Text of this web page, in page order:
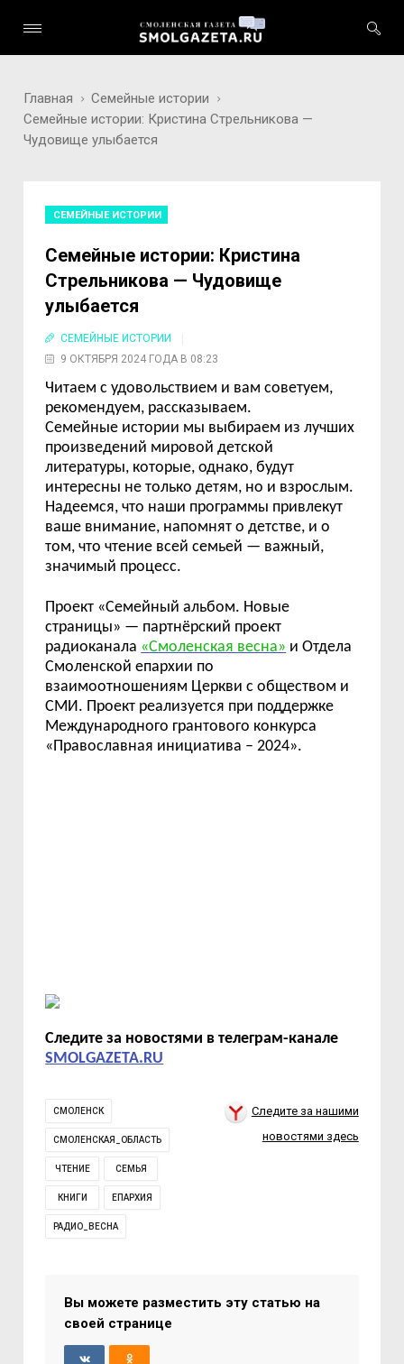
Главная
Семейные истории
Семейные истории: Кристина Стрельникова —
Чудовище улыбается
СЕМЕЙНЫЕ ИСТОРИИ
Семейные истории: Кристина
Стрельникова — Чудовище
улыбается
СЕМЕЙНЫЕ ИСТОРИИ
9 ОКТЯБРЯ 2024 ГОДА В 08:23
Читаем с удовольствием и вам советуем,
рекомендуем, рассказываем.
Семейные истории мы выбираем из лучших
произведений мировой детской
литературы, которые, однако, будут
интересны не только детям, но и взрослым.
Надеемся, что наши программы привлекут
ваше внимание, напомнят о детстве, и о
том, что чтение всей семьей — важный,
значимый процесс.
Проект «Семейный альбом. Новые
страницы» — партнёрский проект
радиоканала «Смоленская весна» и Отдела
Смоленской епархии по
взаимоотношениям Церкви с обществом и
СМИ. Проект реализуется при поддержке
Международного грантового конкурса
«Православная инициатива – 2024».
Следите за новостями в телеграм-канале
SMOLGAZETA.RU
СМОЛЕНСК
СМОЛЕНСКАЯ_ОБЛАСТЬ
ЧТЕНИЕ СЕМЬЯ
КНИГИ ЕПАРХИЯ
РАДИО_ВЕСНА
Следите за нашими
новостями здесь
Вы можете разместить эту статью на
своей странице